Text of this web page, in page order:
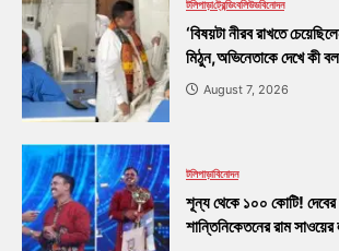
টলিপাড়াট্রেন্ডিংবলিউডবিনোদন
‘বিষয়টা নীরব রাখতে
মিঠুন,অভিনেতাকে দেখে কী
August 7, 2026
টলিপাড়াবিনোদন
শূন্য থেকে ১০০ কোটি! দেবের
শান্তিনিকেতনের রাম সাওয়ের